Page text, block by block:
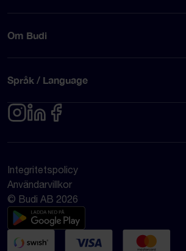
Om Budi
Språk / Language
Integritetspolicy
Användarvillkor
© Budi AB 2026